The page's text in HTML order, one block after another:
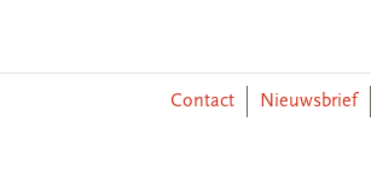
Contact
Nieuwsbrief